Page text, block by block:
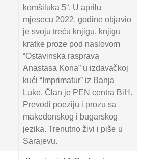
komšiluka 5“. U aprilu
mjesecu 2022. godine objavio
je svoju treću knjigu, knjigu
kratke proze pod naslovom
“Ostavinska rasprava
Anastasa Kona” u izdavačkoj
kući “Imprimatur” iz Banja
Luke. Član je PEN centra BiH.
Prevodi poeziju i prozu sa
makedonskog i bugarskog
jezika. Trenutno živi i piše u
Sarajevu.